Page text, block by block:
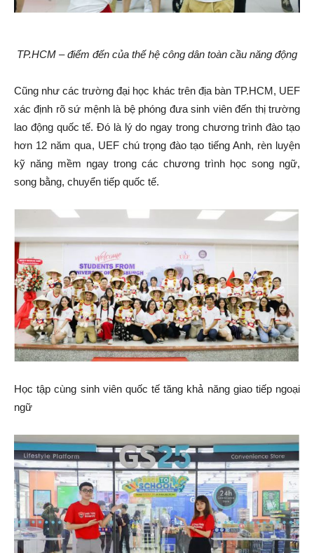
TP.HCM – điểm đến của thế hệ công dân toàn cầu năng động
Cũng như các trường đại học khác trên địa bàn TP.HCM, UEF
xác định rõ sứ mệnh là bệ phóng đưa sinh viên đến thị trường
lao động quốc tế. Đó là lý do ngay trong chương trình đào tạo
hơn 12 năm qua, UEF chú trọng đào tạo tiếng Anh, rèn luyện
kỹ năng mềm ngay trong các chương trình học song ngữ,
song bằng, chuyển tiếp quốc tế.
Học tập cùng sinh viên quốc tế tăng khả năng giao tiếp ngoại
ngữ